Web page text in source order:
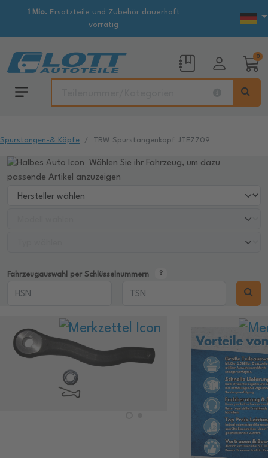
1 Mio.Ersatzteile und Zubehör dauerhaft
vorrätig
0
Spurstangen-& Köpfe TRW Spurstangenkopf JTE7709
Wählen Sie ihr Fahrzeug, um dazu
passende Artikel anzuzeigen
Fahrzeugauswahl per Schlüsselnummern